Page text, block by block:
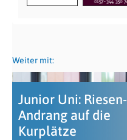
Weiter mit:
Junior Uni: Riesen-
Andrang auf die
Kurplätze